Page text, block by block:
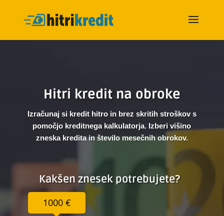
Hitri kredit na obroke
Izračunaj si kredit hitro in brez skritih stroškov s
pomočjo kreditnega kalkulatorja. Izberi višino
zneska kredita in število mesečnih obrokov.
Kakšen znesek potrebujete?
1000 €